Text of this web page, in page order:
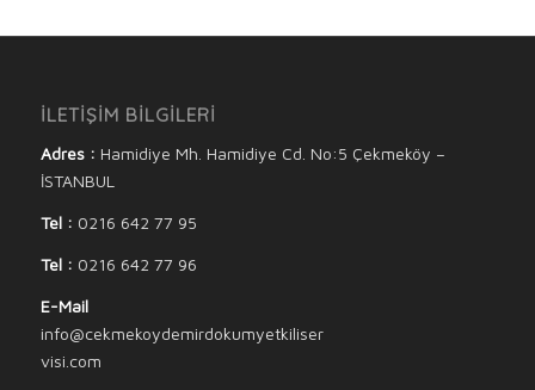
İLETİŞİM BİLGİLERİ
Adres : Hamidiye Mh. Hamidiye Cd. No:5 Çekmeköy –
İSTANBUL
Tel : 0216 642 77 95
Tel : 0216 642 77 96
E-Mail
info@cekmekoydemirdokumyetkiliser
visi.com